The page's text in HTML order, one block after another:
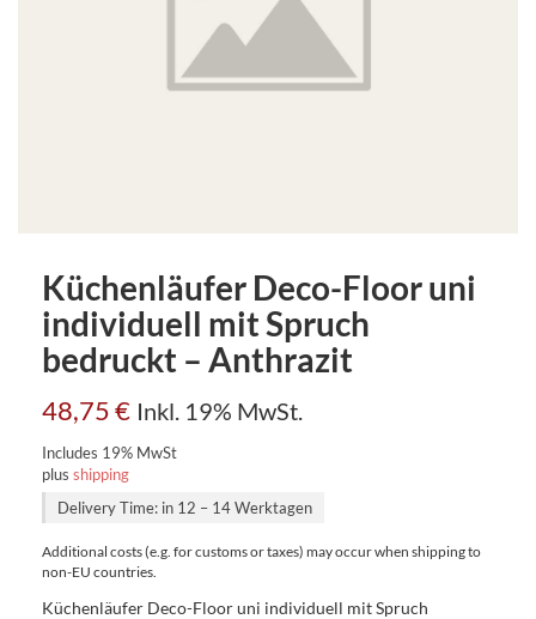
Küchenläufer Deco-Floor uni
individuell mit Spruch
bedruckt – Anthrazit
48,75€ Inkl. 19% MwSt.
Includes 19% MwSt
plus shipping
Delivery Time: in 12 – 14 Werktagen
Additional costs (e.g. for customs or taxes) may occur when shipping to
non-EU countries.
Küchenläufer Deco-Floor uni individuell mit Spruch